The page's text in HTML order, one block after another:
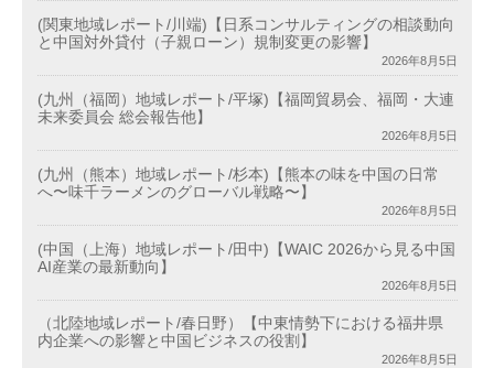
(関東地域レポート/川端)【日系コンサルティングの相談動向
と中国対外貸付（子親ローン）規制変更の影響】
2026年8月5日
(九州（福岡）地域レポート/平塚)【福岡貿易会、福岡・大連
未来委員会 総会報告他】
2026年8月5日
(九州（熊本）地域レポート/杉本)【熊本の味を中国の日常
へ〜味千ラーメンのグローバル戦略〜】
2026年8月5日
(中国（上海）地域レポート/田中)【WAIC 2026から見る中国
AI産業の最新動向】
2026年8月5日
（北陸地域レポート/春日野）【中東情勢下における福井県
内企業への影響と中国ビジネスの役割】
2026年8月5日